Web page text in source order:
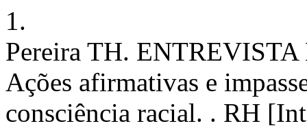
1.
Pereira TH.
Ações afirmativas e
consciência racial. . RH